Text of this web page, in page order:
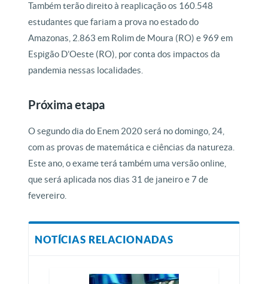
Também terão direito à reaplicação os 160.548
estudantes que fariam a prova no estado do
Amazonas, 2.863 em Rolim de Moura (RO) e 969 em
Espigão D’Oeste (RO), por conta dos impactos da
pandemia nessas localidades.
Próxima etapa
O segundo dia do Enem 2020 será no domingo, 24,
com as provas de matemática e ciências da natureza.
Este ano, o exame terá também uma versão online,
que será aplicada nos dias 31 de janeiro e 7 de
fevereiro.
NOTÍCIAS RELACIONADAS